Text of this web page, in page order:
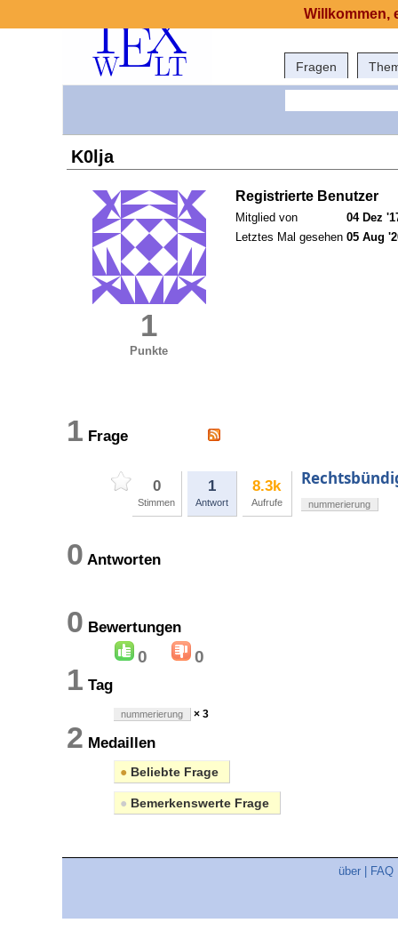
Fragen
K0lja
1
Punkte
Registrierte Benutzer
Mitglied von
04 Dez
Letztes Mal gesehen 05 Aug
1 Frage
0
Stimmen
1
Antwort
8.3k
Aufrufe nummerierung
0 Antworten
0 Bewertungen
0 0
1 Tag
nummerierung × 3
2 Medaillen
● Beliebte Frage
● Bemerkenswerte Frage
über FAQ
Willkommen,